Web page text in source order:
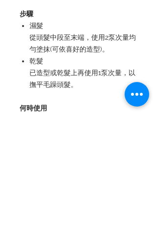
步驟
濕髮
從頭髮中段至末端，使用2泵次量均
勻塗抹(可依喜好的造型)。
乾髮
已造型或乾髮上再使用1泵次量，以
撫平毛躁頭髮。
何時使用